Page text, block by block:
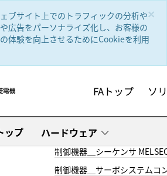
×
ブサイト上でのトラフィックの分析や
広告をパーソナライズ化し、お客様の
体験を向上させるためにCookieを利用
FAトップ ソ
ップ ハードウェア
制御機器＿シーケンサ
制御機器＿サーボシステムコ